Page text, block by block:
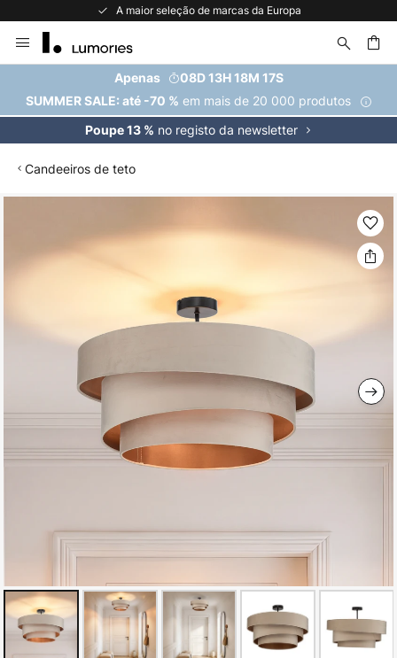
A maior seleção de marcas da Europa
para
Conteúdo
Apenas
08D 13H 18M 16S
SUMMER SALE: até -70 % em mais de 20 000 produtos
Poupe 13 % no registo da newsletter
Candeeiros de teto